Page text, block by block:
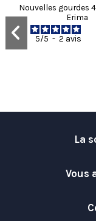
Nouvelles gourdes
Erima
5/5 - 2 avis
La
Vous